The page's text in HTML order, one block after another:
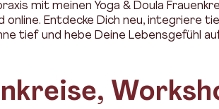
mit meinen Yoga & Doula
Entdecke Dich neu, integriere
tief und hebe Deine Lebensgefühl